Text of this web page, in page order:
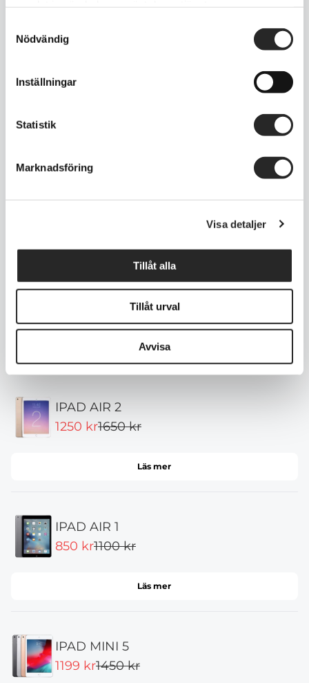
Nödvändig
Inställningar
Statistik
Marknadsföring
Visa detaljer
Tillåt alla
Tillåt urval
Avvisa
IPAD AIR 5
IPAD AIR 4
1850 kr
Läs mer
IPAD AIR 2
1250 kr1650 kr
Läs mer
IPAD AIR 1
850 kr1100 kr
Läs mer
IPAD MINI 5
1199 kr1450 kr